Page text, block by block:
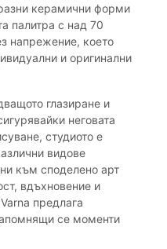
керамични форми
палитра с над 70
напрежение, което
и оригинални
глазиране и
неговата
студиото е
видове
към споделено арт
вдъхновение и
предлага
се моменти